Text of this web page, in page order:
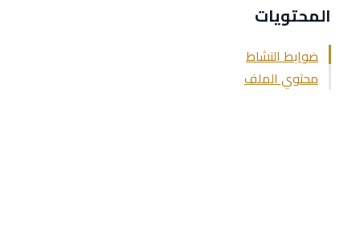
المحتويات
ضوابط النشاط ​
محتوي الملف